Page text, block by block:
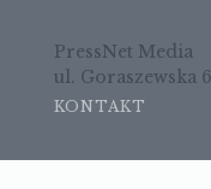
PressNet Media
ul. Goraszewska
KONTAKT